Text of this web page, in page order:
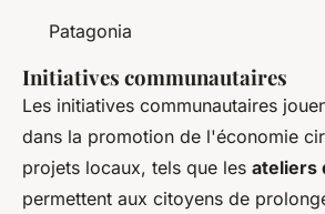
Patagonia
Initiatives communautaires
Les initiatives communautaires
dans la promotion de l'économie
projets locaux, tels que les ateliers
permettent aux citoyens de